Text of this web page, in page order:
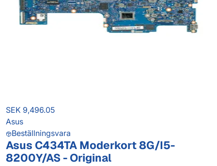
SEK 9,496.05
Asus
Beställningsvara
Asus C434TA Moderkort 8G/I5-
8200Y/AS - Original